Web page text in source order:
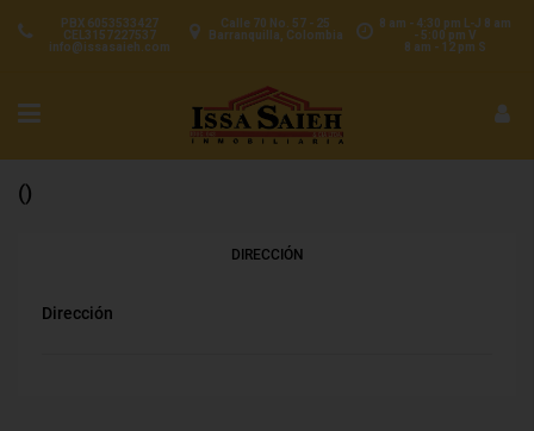
8 am - 4:30 pm L-J 8 am
- 5:00 pm V
8 am - 12 pm S
Calle 70 No. 57 - 25
Barranquilla, Colombia
PBX 6053533427
CEL3157227537
info@issasaieh.com
()
DIRECCIÓN
Dirección